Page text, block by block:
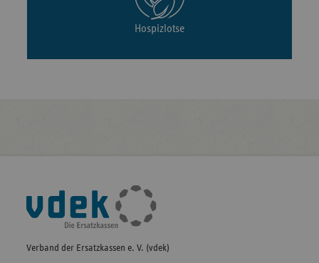
Hospizlotse
Fußleisten-
Navigation
Verband der Ersatzkassen e. V. (vdek)